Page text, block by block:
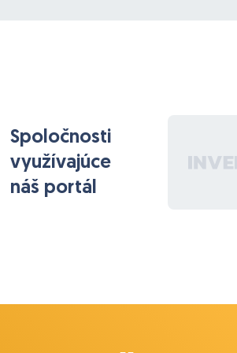
1. Napojiť na ďalšie statusy
emailov, t.j. keď bude objednávka v
dlhšie ako nejaký čas, systém
emailovú adresu prednastavenú
konkrétnu šablónu a určiť konkrétne
Spoločnosti
využívajúce
náš portál